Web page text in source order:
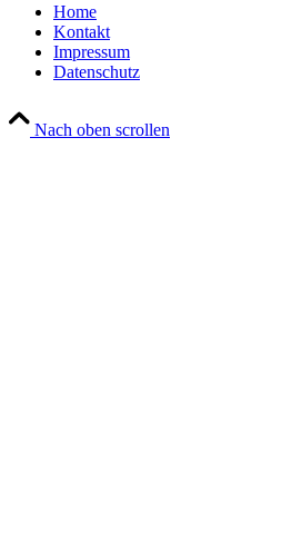
Home
Kontakt
Impressum
Datenschutz
Nach oben scrollen